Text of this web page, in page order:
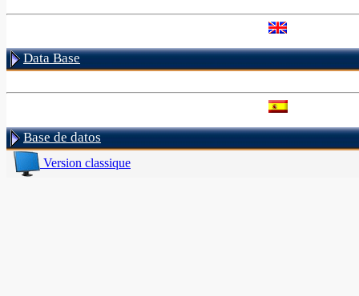
Data Base
Base de datos
Version classique